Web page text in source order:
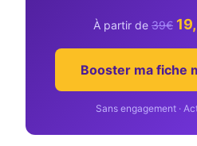
À partir de 39€
Booster ma fiche
Sans engagement ·